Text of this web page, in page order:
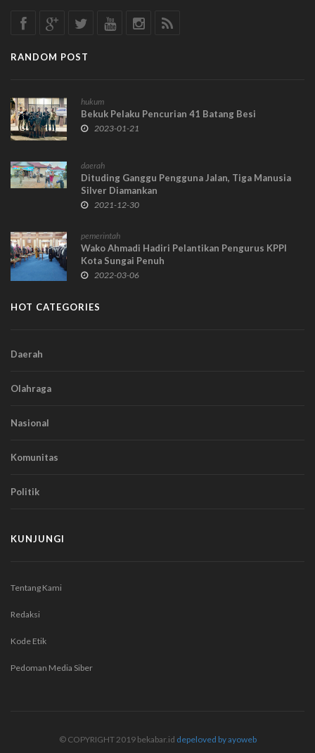
RANDOM POST
hukum
Bekuk Pelaku Pencurian 41 Batang Besi
2023-01-21
daerah
Dituding Ganggu Pengguna Jalan, Tiga Manusia
Silver Diamankan
2021-12-30
pemerintah
Wako Ahmadi Hadiri Pelantikan Pengurus KPPI
Kota Sungai Penuh
2022-03-06
HOT CATEGORIES
Daerah
Olahraga
Nasional
Komunitas
Politik
KUNJUNGI
Tentang Kami
Redaksi
Kode Etik
Pedoman Media Siber
© COPYRIGHT 2019 bekabar.id depeloved by ayoweb